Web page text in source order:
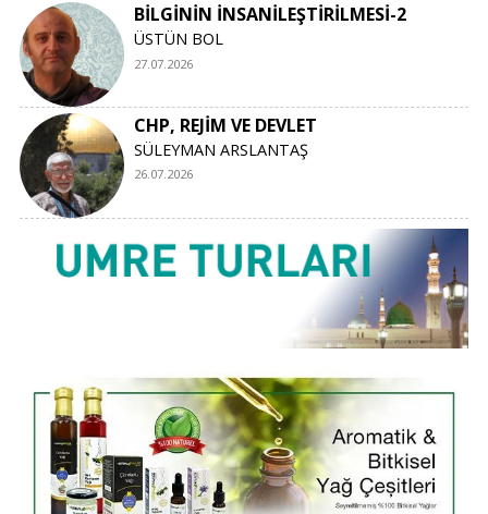
BİLGİNİN İNSANİLEŞTİRİLMESİ-2
ÜSTÜN BOL
27.07.2026
CHP, REJİM VE DEVLET
SÜLEYMAN ARSLANTAŞ
26.07.2026